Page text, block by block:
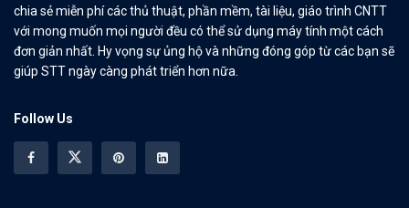
chia sẻ miễn phí các thủ thuật, phần mềm, tài liệu, giáo trình CNTT
với mong muốn mọi người đều có thể sử dụng máy tính một cách
đơn giản nhất. Hy vọng sự ủng hộ và những đóng góp từ các bạn sẽ
giúp STT ngày càng phát triển hơn nữa.
Follow Us